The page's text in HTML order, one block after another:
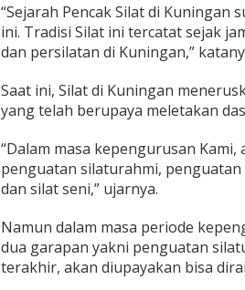
“Sejarah Pencak Silat di Kuningan
ini. Tradisi Silat ini tercatat sejak
dan persilatan di Kuningan,”
Saat ini, Silat di Kuningan
yang telah berupaya meletakan
“Dalam masa kepengurusan
penguatan silaturahmi,
dan silat seni,” ujarnya.
Namun dalam masa periode
dua garapan yakni penguatan
terakhir, akan diupayakan bisa